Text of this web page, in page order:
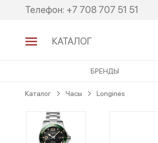
Перейти
ПерейтиТелефон: +7 708 707 51 51
КАТАЛОГ
БРЕНДЫ
Каталог Часы Longines